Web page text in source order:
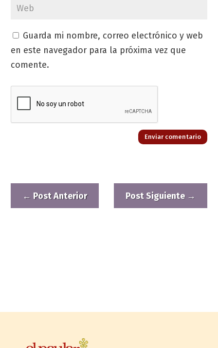
Guarda mi nombre, correo electrónico y web
en este navegador para la próxima vez que
comente.
Enviar comentario
← Post Anterior Post Siguiente→